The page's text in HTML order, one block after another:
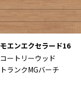
モエンエクセラード16
コートリーウッド
トランクMGバーチ